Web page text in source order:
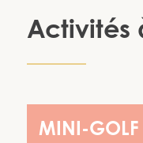
Activités
MINI-GOLF